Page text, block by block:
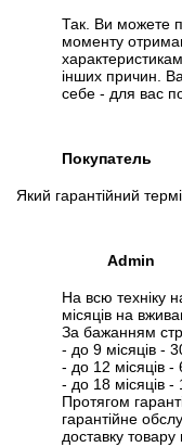
Так. Ви можете
моменту
інших причин.
себе - для вас
Покупатель
Який гарантійний
Admin
На всю техніку
місяців на
За бажанням
- до 9 місяців -
- до 12 місяців -
- до 18 місяців -
Протягом
гарантійне
доставку товару